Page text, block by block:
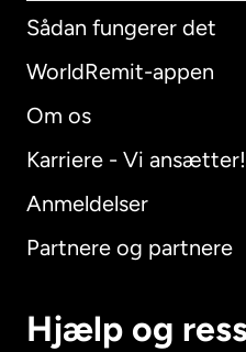
Sådan fungerer det
WorldRemit-appen
Om os
Karriere - Vi ansætter!
Anmeldelser
Partnere og partnere
Hjælp og